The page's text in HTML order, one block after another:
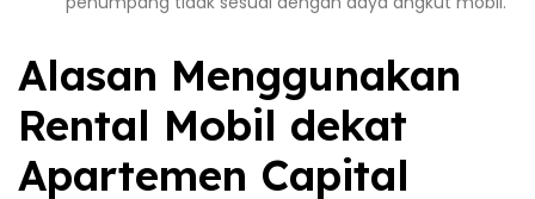
Alasan Menggunakan
Rental Mobil dekat
Apartemen Capital